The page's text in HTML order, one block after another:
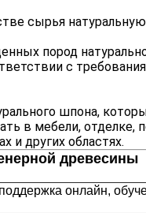
сырья
пород
с
шпона,
в мебели, отделке,
и других областях.
древесины
онлайн,